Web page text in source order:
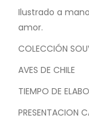
Ilustrado a
amor.
COLECCIÓN
AVES DE CHILE
TIEMPO DE
PRESENTACION